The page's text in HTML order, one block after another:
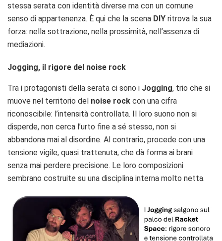
stessa serata con identità diverse ma con un comune
senso di appartenenza. È qui che la scena DIY ritrova la sua
forza: nella sottrazione, nella prossimità, nell’assenza di
mediazioni.
Jogging, il rigore del noise rock
Tra i protagonisti della serata ci sono i Jogging, trio che si
muove nel territorio del noise rock con una cifra
riconoscibile: l’intensità controllata. Il loro suono non si
disperde, non cerca l’urto fine a sé stesso, non si
abbandona mai al disordine. Al contrario, procede con una
tensione vigile, quasi trattenuta, che dà forma ai brani
senza mai perdere precisione. Le loro composizioni
sembrano costruite su una disciplina interna molto netta.